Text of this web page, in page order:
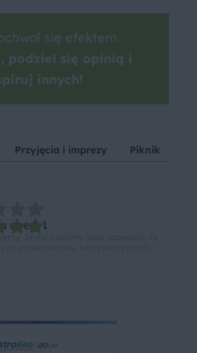
się efektem.
podziel się opinią i
innych!
Przyjęcia i imprezy Piknik
ocen: 1